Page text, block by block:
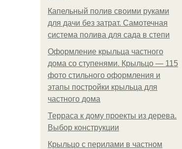
Капельный полив своими руками
для дачи без затрат. Самотечная
система полива для сада в степи
Оформление крыльца частного
дома со ступенями. Крыльцо — 115
фото стильного оформления и
этапы постройки крыльца для
частного дома
Терраса к дому проекты из дерева.
Выбор конструкции
Крыльцо с перилами в частном